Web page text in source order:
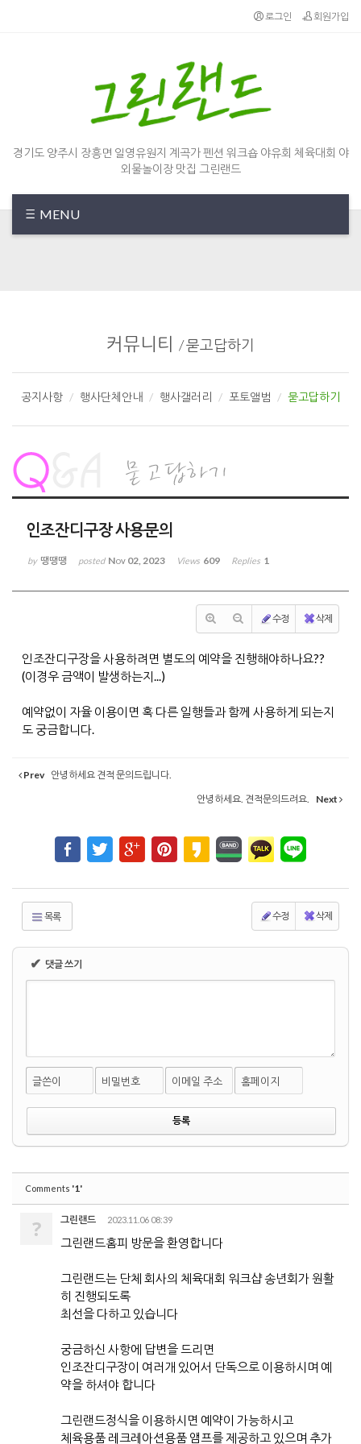
로그인 회원가입
경기도 양주시 장흥면 일영유원지 계곡가 펜션 워크숍 야유회 체육대회 야
외물놀이장 맛집 그린랜드
MENU
커뮤니티 /묻고답하기
공지사항 행사단체안내 행사갤러리 포토앨범 묻고답하기
인조잔디구장 사용문의
by 땡땡땡 posted Nov 02, 2023 Views 609 Replies 1
수정 삭제
인조잔디구장을 사용하려면 별도의 예약을 진행해야하나요??
(이경우 금액이 발생하는지...)
예약없이 자율 이용이면 혹 다른 일행들과 함께 사용하게 되는지
도 궁금합니다.
Prev 안녕하세요 견적 문의드립니다.
안녕하세요. 견적문의드려요.
Next
목록 수정 삭제
✔ 댓글 쓰기
글쓴이 비밀번호 이메일 주소 홈페이지
Comments '1'
? 그린랜드 2023.11.06 08:39
그린랜드홈피 방문을 환영합니다
그린랜드는 단체 회사의 체육대회 워크샵 송년회가 원활
히 진행되도록
최선을 다하고 있습니다
궁금하신 사항에 답변을 드리면
인조잔디구장이 여러개 있어서 단독으로 이용하시며 예
약을 하셔야 합니다
그린랜드정식을 이용하시면 예약이 가능하시고
체육용품 레크레아션용품 앰프를 제공하고 있으며 추가